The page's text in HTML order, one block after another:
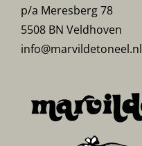
p/a Meresberg 78
5508 BN Veldhoven
info@marvildetoneel.nl